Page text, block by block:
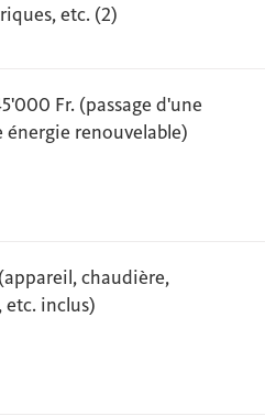
etc. (2)
Fr. (passage d'une
énergie renouvelable)
chaudière,
etc. inclus)